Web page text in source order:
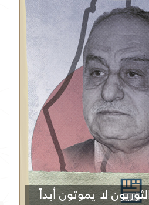
لا يموتون أبداً